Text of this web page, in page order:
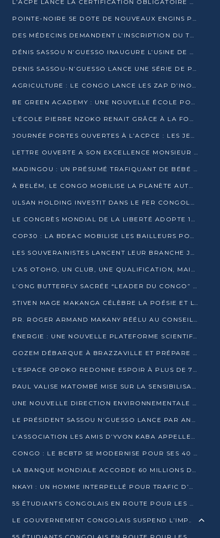
L’ACPE LANCE LA CERTIFICATION OBLIGATOIRE DES CONTRATS DE TRAVAIL DES TRANSPORTEURS
POINTE-NOIRE SE DOTE DE NOUVEAUX ENGINS POUR L’ASSAINISSEMENT ET L’ENTRETIEN ROUTIER
DES MÉDECINS DEMANDENT L’INSCRIPTION DU TRAITEMENT DU PIED-BOT DANS LES CURSUS UNIVERSITAIRES
DÉNIS SASSOU N’GUESSO INAUGURE L’USINE DE VALORISATION DU GAZ ASSOCIÉ
DENIS SASSOU-N’GUESSO LANCE UNE SÉRIE DE PROJETS DANS LE KOUILOU
AGRICULTURE : LE CONGO LANCE LES ZAP D’INONI ET YONO
BE GREEN ACADEMY : UNE NOUVELLE ÉCOLE POUR LES MÉTIERS DE L’ÉCOLOGIE À POINTE-NOIRE
L’ÉCOLE PIERRE NZOKO RENAIT GRÂCE À LA FONDATION MUCODEC
JOURNÉE PORTES OUVERTES À L’ACPCE : LES JEUNES EN IMMERSION DANS L’ENTREPRISE
LETTRE OUVERTE A SON EXCELLENCE MONSIEUR DENIS SASSOU NGUESSO, PRESIDENT DE LAREPUBLIQUE DU CONGO
MADINGOU : UN PRÉSUMÉ TRAFIQUANT DE BÉBÉ CHIMPANZÉ FIXÉ SUR SON SORT LE 20 NOVEMBRE
À BELÉM, LE CONGO MOBILISE LA PLANÈTE AUTOUR DU FONDS BLEU POUR LE BASSIN DU CONGO
ULSAN HOLDING INVESTIT DANS LE FER CONGOLAIS
LE CONGRÈS MONDIAL DE LA LIBERTÉ ADOPTE 14 RÉSOLUTIONS HISTORIQUES
COP30 : LA BDEAC MOBILISE LES BAILLEURS POUR LE FONDS BLEU DU BASSIN DU CONGO
LES SOUVERAINISTES LANCENT LEUR BRANCHE JEUNE À BRAZZAVILLE
L’AS OTOHO, UN CLUB, UNE QUALIFICATION, MAIS ENCORE DES DOUTES
L’ONG BUTTERFLY SACRÉE “LEADER DU CONGO” AU PRIX D’EXCELLENCE 2025
STIVEN MAGE MAKANGA CÉLÈBRE LA POÉSIE ET L’HUMAIN AVEC SON RECUEIL “HECTARE”
PR. ROGER ARMAND MAKANY RÉÉLU AU CONSEIL DE L’AUF
ÉNERGIE : UNE NOUVELLE PLATEFORME SCIENTIFIQUE POUR LA TRANSITION ÉNERGÉTIQUE EN AFRIQUE CENTRALE
GOZEM DÉBARQUE À BRAZZAVILLE ET PRÉPARE SON ARRIVÉE À POINTE-NOIRE
L’ESPACE OPOKO REDONNE ESPOIR À PLUS DE 775 ÉLÈVES AUTOCHTONES DANS LE NORD DU CONGO
PAUL VALISE MATOMBÉ MISE SUR LA SENSIBILISATION POUR ÉRAQUER LE GRAND BANDITISME
UNE NOUVELLE DIRECTION ENVIRONNEMENTALE POUR RENFORCER LA GESTION DES DONNÉES AU CONGO
LE PRÉSIDENT SASSOU N’GUESSO LANCE PAR ANTICIPATION LA 39ÈME JOURNÉE NATIONALE DE L’ARBRE
L’ASSOCIATION LES AMIS D’YVON KABA APPELLENT DENIS SASSOU N’GUESSO À SE PORTER CANDIDAT
CONGO : LE BCBTP SE MODERNISE POUR SES 40 ANS D’EXISTENCE
LA BANQUE MONDIALE ACCORDE 60 MILLIONS DE DOLLARS POUR LA RÉSILIENCE URBAINE AU CONGO
NKAYI : UN HOMME INTERPELLÉ POUR TRAFIC D’UN BÉBÉ CHIMPANZÉ
55 ÉTUDIANTS CONGOLAIS EN ROUTE POUR LES UNIVERSITÉS ALGÉRIENNES
LE GOUVERNEMENT CONGOLAIS SUSPEND L’IMPORTATION DES MACHETTES ET DES MOTOS